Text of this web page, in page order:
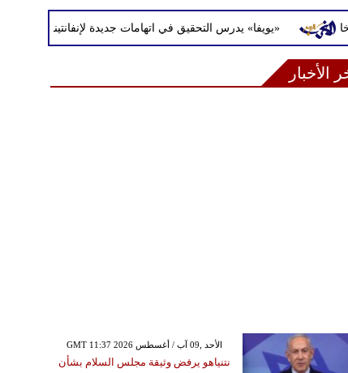
«يويفا» يدرس التحقيق في اتهامات جديدة لإنفانتينو
الأخبار
GMT 11:37 2026 الأحد ,09 آب / أغسطس
نتنياهو يرفض وثيقة مجلس السلام بشأن